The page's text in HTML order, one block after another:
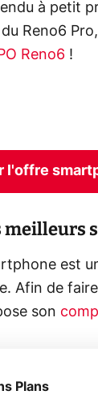
à petit
Reno6
Reno6 !
l'offre
meilleurs
est
Afin de
son
Plans